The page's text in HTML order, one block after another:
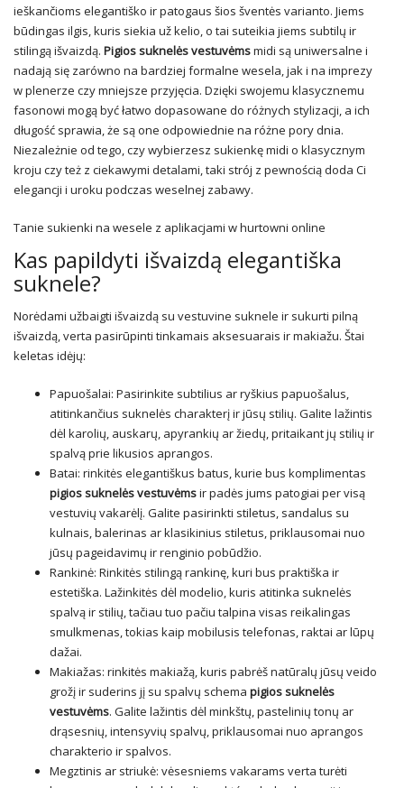
ieškančioms elegantiško ir patogaus šios šventės varianto. Jiems
būdingas ilgis, kuris siekia už kelio, o tai suteikia jiems subtilų ir
stilingą išvaizdą. Pigios suknelės vestuvėmsmidi są uniwersalne i
nadają się zarówno na bardziej formalne wesela, jak i na imprezy
w plenerze czy mniejsze przyjęcia. Dzięki swojemu klasycznemu
fasonowi mogą być łatwo dopasowane do różnych stylizacji, a ich
długość sprawia, że są one odpowiednie na różne pory dnia.
Niezależnie od tego, czy wybierzesz sukienkę midi o klasycznym
kroju czy też z ciekawymi detalami, taki strój z pewnością doda Ci
elegancji i uroku podczas weselnej zabawy.
Tanie sukienki na wesele z aplikacjami w hurtowni online
Kas papildyti išvaizdą elegantiška
suknele?
Norėdami užbaigti išvaizdą su vestuvine suknele ir sukurti pilną
išvaizdą, verta pasirūpinti tinkamais aksesuarais ir makiažu. Štai
keletas idėjų:
Papuošalai: Pasirinkite subtilius ar ryškius papuošalus,
atitinkančius suknelės charakterį ir jūsų stilių. Galite lažintis
dėl karolių, auskarų, apyrankių ar žiedų, pritaikant jų stilių ir
spalvą prie likusios aprangos.
Batai: rinkitės elegantiškus batus, kurie bus komplimentas
pigios suknelės vestuvėmsir padės jums patogiai per visą
vestuvių vakarėlį. Galite pasirinkti stiletus, sandalus su
kulnais, balerinas ar klasikinius stiletus, priklausomai nuo
jūsų pageidavimų ir renginio pobūdžio.
Rankinė: Rinkitės stilingą rankinę, kuri bus praktiška ir
estetiška. Lažinkitės dėl modelio, kuris atitinka suknelės
spalvą ir stilių, tačiau tuo pačiu talpina visas reikalingas
smulkmenas, tokias kaip mobilusis telefonas, raktai ar lūpų
dažai.
Makiažas: rinkitės makiažą, kuris pabrėš natūralų jūsų veido
grožį ir suderins jį su spalvų schema pigios suknelės
vestuvėms. Galite lažintis dėl minkštų, pastelinių tonų ar
drąsesnių, intensyvių spalvų, priklausomai nuo aprangos
charakterio ir spalvos.
Megztinis ar striukė: vėsesniems vakarams verta turėti